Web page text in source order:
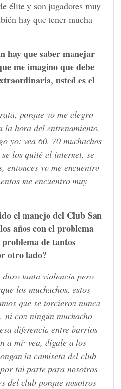
élite y son jugadores muy
hay que tener mucha
hay que saber manejar
me imagino que debe
usted es el
porque yo me alegro
la hora del entrenamiento,
yo: vea 60, 70 muchachos
se los quité al internet, se
entonces yo me encuentro
me encuentro muy
el manejo del Club San
años con el problema
de tantos
otro lado?
duro tanta violencia pero
los muchachos, estos
que se torcieron nunca
ni con ningún muchacho
diferencia entre barrios
a mí: vea, dígale a los
la camiseta del club
tal parte para nosotros
del club porque nosotros